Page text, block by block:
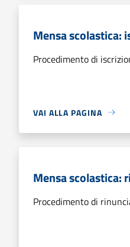
Mensa scolastica:
Procedimento di
VAI ALLA PAGINA
Mensa scolastica:
Procedimento di